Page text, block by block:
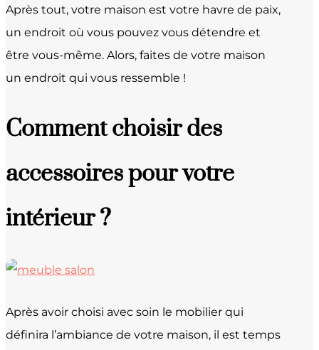
Après tout, votre maison est votre havre de paix,
un endroit où vous pouvez vous détendre et
être vous-même. Alors, faites de votre maison
un endroit qui vous ressemble !
Comment choisir des
accessoires pour votre
intérieur ?
Après avoir choisi avec soin le mobilier qui
définira l’ambiance de votre maison, il est temps